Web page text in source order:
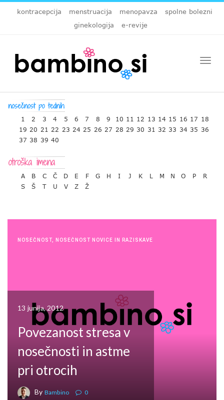
kontracepcija menstruacija menopavza
spolne bolezni
ginekologija
e-revije
1 2 3 4 5 6 7 8 9 10 11 12 13 14 15 16 17 18
19 20 21 22 23 24 25 26 27 28 29 30 31 32 33 34 35 36
37 38 39 40
A B C Č D E F G H I J K L M N O P
R
S
Š T U V Z Ž
NOSEČNOST, NOSEČNOST NOVICE IN RAZISKAVE
13 junija, 2012
Povezanost stresa v
nosečnosti in astme
pri otrocih
By Bambino 0